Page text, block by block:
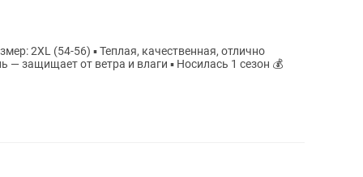
2XL (54-56) ▪️ Теплая, качественная, отлично
защищает от ветра и влаги ▪️ Носилась 1 сезон 💰